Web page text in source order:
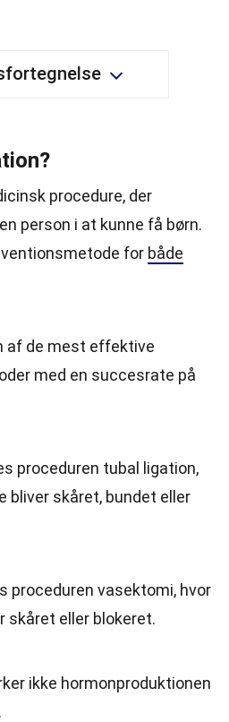
procedure, der
person i at kunne få børn.
for både
af de mest effektive
med en succesrate på
proceduren tubal ligation,
bliver skåret, bundet eller
proceduren vasektomi, hvor
skåret eller blokeret.
ikke hormonproduktionen